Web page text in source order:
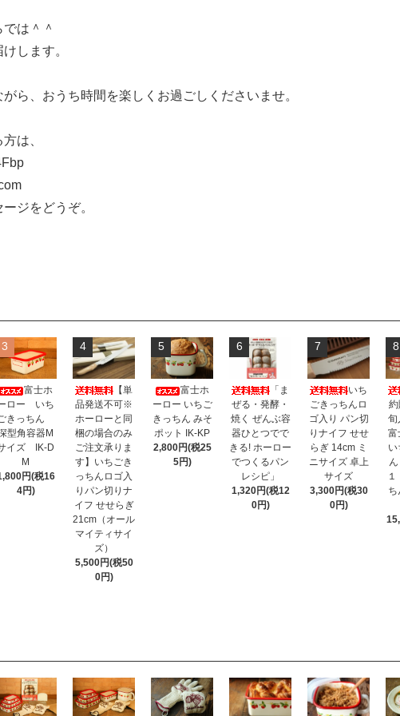
は＾＾
します。
ら、おうち時間を楽しくお過ごしくださいませ。
は、
ジをどうぞ。
3
富士ホ
ロー いち
きっちん
型角容器M
イズ IK-D
M
円(税16
4円)
4
【単
品発送不可※
ホーローと同
梱の場合のみ
ご注文承りま
す】いちごき
っちんロゴ入
りパン切りナ
イフ せせらぎ
21cm（オール
マイティサイ
ズ）
5,500円(税50
0円)
5
富士ホ
ーロー いちご
きっちん みそ
ポット IK-KP
2,800円(税25
5円)
6
「ま
ぜる・発酵・
焼く ぜんぶ容
器ひとつでで
きる! ホーロー
でつくるパン
レシピ」
1,320円(税12
0円)
7
いち
ごきっちんロ
ゴ入り パン切
りナイフ せせ
らぎ 14cm ミ
ニサイズ 卓上
サイズ
3,300円(税30
0円)
8
旬
富
い
ち